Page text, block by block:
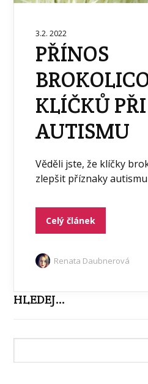
3.2. 2022
PŘÍNOS
KLÍČKŮ PŘI
AUTISMU
Věděli jste, že klíčky
zlepšit příznaky autismu
Celý článek
Renata Daubnerová
HLEDEJ…